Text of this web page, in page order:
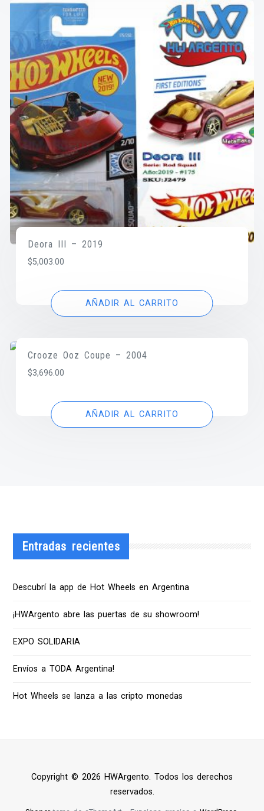
Deora III – 2019
$5,003.00
AÑADIR AL CARRITO
Crooze Ooz Coupe – 2004
$3,696.00
AÑADIR AL CARRITO
Entradas recientes
Descubrí la app de Hot Wheels en Argentina
¡HWArgento abre las puertas de su showroom!
EXPO SOLIDARIA
Envíos a TODA Argentina!
Hot Wheels se lanza a las cripto monedas
Copyright © 2026 HWArgento. Todos los derechos
reservados.